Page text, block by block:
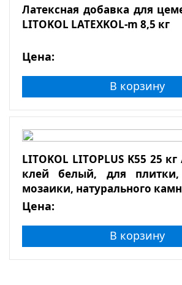
Латексная добавка для
LITOKOL LATEXKOL-m 8,5 кг
Цена:
В корзину
LITOKOL LITOPLUS K55 25
клей белый, для плитки,
мозаики, натурального
Цена:
В корзину